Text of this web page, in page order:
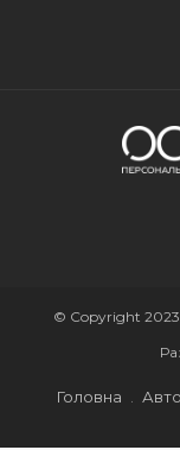
© Copyright 2023
Головна